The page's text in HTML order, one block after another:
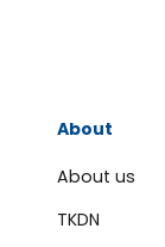
About
About us
TKDN